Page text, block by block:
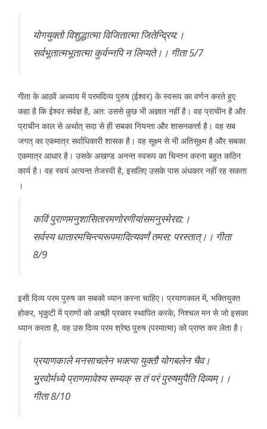
योगयुक्तो विशुद्धात्मा विजितात्मा जितेन्द्रिय:।
सर्वभूतात्मभूतात्मा कुर्वन्नपि न लिप्यते।। गीता 5/7
गीता के आठवें अध्याय में परमदिव्य पुरुष (ईश्वर) के स्वरूप का वर्णन करते हुए
कहा है कि ईश्वर सर्वज्ञ है, अत: उससे कुछ भी अज्ञात नहीं है। वह प्राचीन है और
प्राचीन काल से अर्थात् सदा से ही सबका नियन्ता और शासनकर्त्ता है। वह सब
जगत् का एकमात्र सर्वाधिकारी शासक है। वह सूक्ष्म से भी अतिसूक्ष्म है और सबका
एकमात्र आधार है। उसके अखण्ड अनन्त स्वरूप का चिन्तन करना बहुत कठिन
कार्य है। वह स्वयं अत्यन्त तेजस्वी है, इसलिए उसके पास अंधकार नहीं रह सकता
।
कविं पुराणमनुशासितारमणोरणीयांसमनुस्मेरद्य:।
सर्वस्य धातारमचिन्त्यरूपमादित्यवर्णं तमस: परस्तात्।। गीता
8/9
इसी दिव्य परम पुरुष का सबको ध्यान करना चाहिए। प्रयाणकाल में, भक्तियुक्त
होकर, भृकुटी में प्राणों को अच्छी प्रकार स्थापित करके, निश्चल मन से जो इसका
ध्यान करता है, वह उस दिव्य परम श्रेष्ठ पुरुष (परमात्मा) को प्राप्त कर लेता है।
प्रयाणकाले मनसाचलेन भक्त्या युक्तौ योगबलेन चैव।
भु्रवोर्मध्ये प्राणमावेश्य सम्यक् स तं परं पुरुषमुपैति दिव्यम्।।
गीता 8/10